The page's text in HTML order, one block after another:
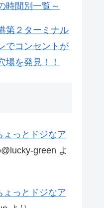
時間別一覧～
第２ターミナル
でコンセントが
場を発見！！
ょっとドジなア
green よ
ょっとドジなア